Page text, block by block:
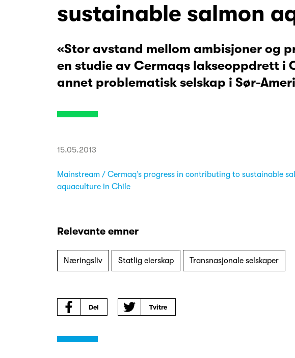
sustainable salmon
«Stor avstand mellom ambisjoner og
en studie av Cermaqs lakseoppdrett
annet problematisk selskap i Sør-
15.05.2013
Mainstream / Cermaq’s progress in contributing to sustainable
aquaculture in Chile
Relevante emner
Næringsliv Statlig eierskap Transnasjonale selskaper
Del Tvitre